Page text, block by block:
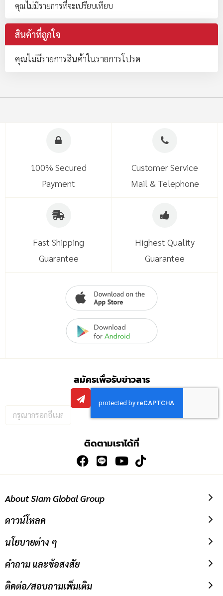
คุณไม่มีรายการที่จะเปรียบเทียบ
สินค้าที่ถูกใจ
คุณไม่มีรายการสินค้าในรายการโปรด
100% Secured
Payment
Customer Service
Mail & Telephone
Fast Shipping
Guarantee
Highest Quality
Guarantee
สมัครเพื่อรับข่าวสาร
กรอก
อีเมล
ติดตามเราได้ที่
About Siam Global Group
ดาวน์โหลด
นโยบายต่าง ๆ
คำถาม และข้อสงสัย
ติดต่อ/สอบถามเพิ่มเติม